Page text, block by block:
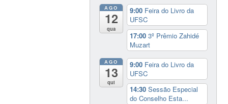
AGO
12
qua
9:00 Feira do Livro da
UFSC
17:003º Prêmio Zahidé
Muzart
AGO
13
qui
9:00 Feira do Livro da
UFSC
14:30Sessão Especial
do Conselho Esta...